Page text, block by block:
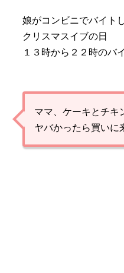
娘がコンビニでバイト
クリスマスイブの日
１３時から２２時のバ
ママ、ケーキとチキ
ヤバかったら買いに